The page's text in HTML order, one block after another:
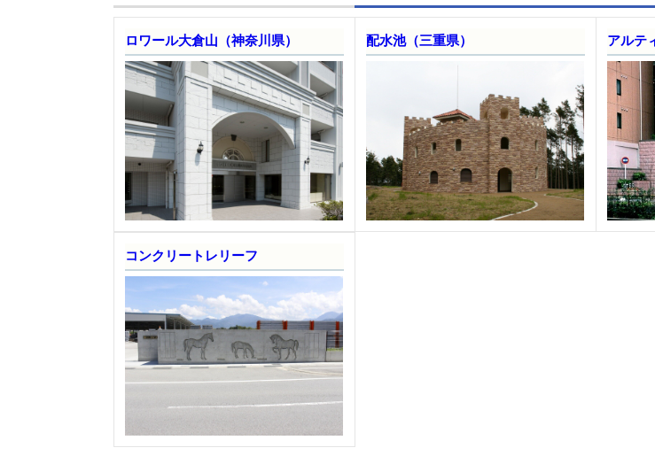
ロワール大倉山（神奈川県） 配水池（三重県） アルテ
コンクリートレリーフ